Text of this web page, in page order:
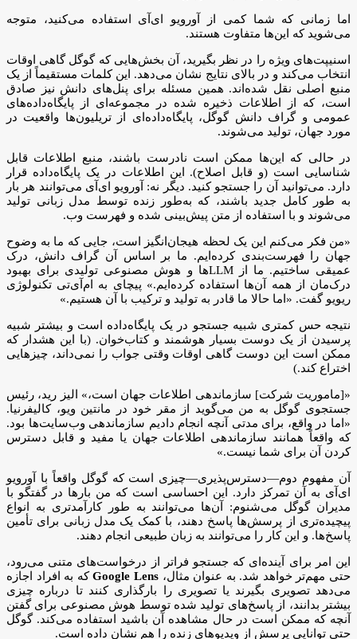
اما زمانی که شما کمی از آورویو ای‌آی استفاده می‌کنید، متوجه
می‌شوید که این‌ها متفاوت هستند.
اسنیپت‌های ویژه را در نظر بگیرید، آن بخش‌هایی که گوگل گاهی اوقات
انتخاب می‌کند و در بالای نتایج نشان می‌دهد. این کلمات مستقیماً از یک
منبع اصلی نقل شده‌اند. همین مسئله برای پنل‌های دانش نیز صادق
است، که از اطلاعات ذخیره شده در مجموعه‌ای از پایگاه‌داده‌های
عمومی و گراف دانش گوگل، پایگاه‌داده‌ای از تریلیون‌ها واقعیت در
مورد جهان، تولید می‌شوند.
در حالی که این‌ها ممکن است نادرست باشند، منبع اطلاعات قابل
شناسایی است (و قابل اصلاح). این اطلاعات در یک پایگاه‌داده قرار
دارد. می‌توانید آن را جستجو کنید. دیگر نه: آورویو ای‌آی می‌توانند هر بار
به طور کامل جدید باشند، که به‌طور زنده توسط مدل زبانی تولید
می‌شوند و با استفاده از متن پیش‌بینی شده و فهرست وب.
«من فکر می‌کنم این یک لحظه هیجان‌انگیز است، جایی که ما به وضوح
جهان را فهرست‌بندی کرده‌ایم. ما بر اساس آن گراف دانش، درک
عمیقی ساختیم. ما از LLM‌ها و هوش مصنوعی تولیدی برای بهبود
درک‌مان از همه آن‌ها استفاده کرده‌ایم.» پیچای به ا‌م‌آی‌تی تکنولوژی
ریویو گفت. «اما حالا ما قادر به تولید و ترکیب با آن هستیم.»
نتیجه حس کمتری شبیه جستجو در یک پایگاه‌داده است و بیشتر شبیه
پرسیدن از یک دوست بسیار هوشمند و کتاب‌خوان. (با این هشدار که
ممکن است این دوست گاهی اوقات وقتی جواب را نمی‌داند، چیزهایی
اختراع کند.)
«[ماموریت شرکت] سازماندهی اطلاعات جهان است،» الیز رید، رئیس
جستجوی گوگل به من می‌گوید از مقر خود در مانتین ویو، کالیفرنیا.
«اما در واقع، برای مدتی آنچه انجام دادیم سازماندهی وب‌سایت‌ها بود.
که واقعاً همانند سازماندهی اطلاعات جهان یا مفید و قابل دسترس
کردن آن برای شما نیست.»
آن مفهوم دوم—دسترس‌پذیری—چیزی است که گوگل واقعاً با آورویو
ای‌آی به آن تمرکز دارد. این احساسی است که من بارها در گفتگو با
مدیران گوگل می‌شنوم: آن‌ها می‌توانند به طور کارآمدتری به انواع
پیچیده‌تری از پرسش‌ها پاسخ دهند، با کمک یک مدل زبانی برای تأمین
پاسخ‌ها. و این کار را می‌توانند به زبان طبیعی انجام دهند.
این امر برای آینده‌ای که جستجو فراتر از درخواست‌های متنی می‌رود،
حتی مهم‌تر خواهد شد. به عنوان مثال،Google Lensکه به افراد اجازه
می‌دهد تصویری بگیرند یا تصویری را بارگذاری کنند تا درباره چیزی
بیشتر بدانند، از پاسخ‌های تولید شده توسط هوش مصنوعی برای گفتن
آنچه که ممکن است در حال مشاهده آن باشید استفاده می‌کند. گوگل
حتی توانایی پرسش از ویدیوهای زنده را هم نشان داده است.